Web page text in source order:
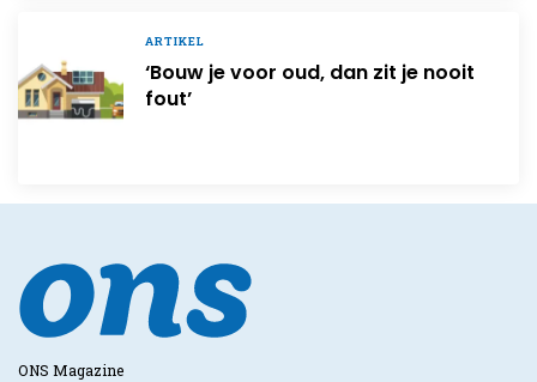
ARTIKEL
‘Bouw je voor oud, dan zit je nooit
fout’
ONS Magazine